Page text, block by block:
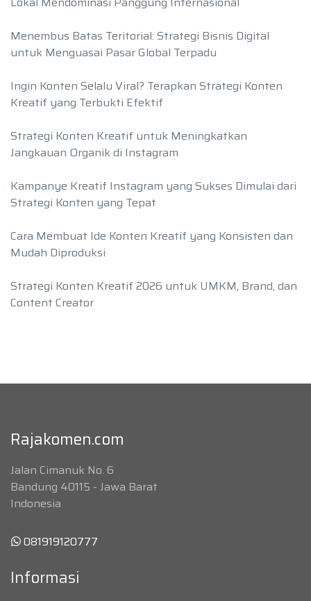
Menembus Batas Teritorial: Strategi Bisnis Digital
untuk Menguasai Pasar Global Terpadu
Ingin Konten Selalu Viral? Terapkan Strategi Konten
Kreatif yang Terbukti Efektif
Strategi Konten Kreatif untuk Meningkatkan
Jangkauan Organik di Instagram
Kampanye Kreatif Instagram yang Sukses Dimulai dari
Strategi Konten yang Tepat
Cara Membuat Ide Konten Kreatif yang Konsisten dan
Mudah Diproduksi
Strategi Konten Kreatif 2026 untuk UMKM, Brand, dan
Content Creator
Rajakomen.com
Jalan Cimanuk No. 6
Bandung 40115 - Jawa Barat
Indonesia
081919120777
Informasi